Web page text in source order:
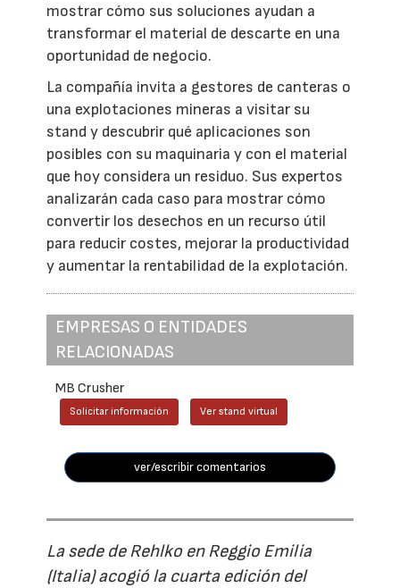
mostrar cómo sus soluciones ayudan a
transformar el material de descarte en una
oportunidad de negocio.
La compañía invita a gestores de canteras o
una explotaciones mineras a visitar su
stand y descubrir qué aplicaciones son
posibles con su maquinaria y con el material
que hoy considera un residuo. Sus expertos
analizarán cada caso para mostrar cómo
convertir los desechos en un recurso útil
para reducir costes, mejorar la productividad
y aumentar la rentabilidad de la explotación.
EMPRESAS O ENTIDADES
RELACIONADAS
MB Crusher
Solicitar información Ver stand virtual
ver/escribir comentarios
La sede de Rehlko en Reggio Emilia
(Italia) acogió la cuarta edición del